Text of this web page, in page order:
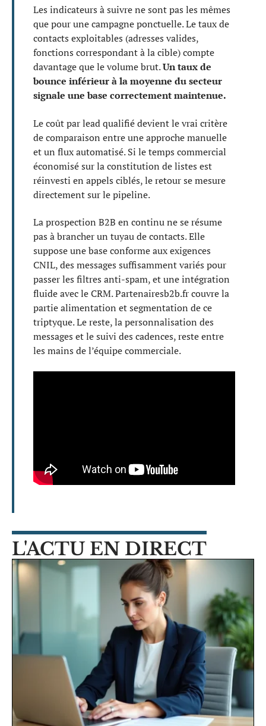
Les indicateurs à suivre ne sont pas les mêmes
que pour une campagne ponctuelle. Le taux de
contacts exploitables (adresses valides,
fonctions correspondant à la cible) compte
davantage que le volume brut.Un taux de
bounce inférieur à la moyenne du secteur
signale une base correctement maintenue.
Le coût par lead qualifié devient le vrai critère
de comparaison entre une approche manuelle
et un flux automatisé. Si le temps commercial
économisé sur la constitution de listes est
réinvesti en appels ciblés, le retour se mesure
directement sur le pipeline.
La prospection B2B en continu ne se résume
pas à brancher un tuyau de contacts. Elle
suppose une base conforme aux exigences
CNIL, des messages suffisamment variés pour
passer les filtres anti-spam, et une intégration
fluide avec le CRM. Partenairesb2b.fr couvre la
partie alimentation et segmentation de ce
triptyque. Le reste, la personnalisation des
messages et le suivi des cadences, reste entre
les mains de l’équipe commerciale.
L'ACTU EN DIRECT